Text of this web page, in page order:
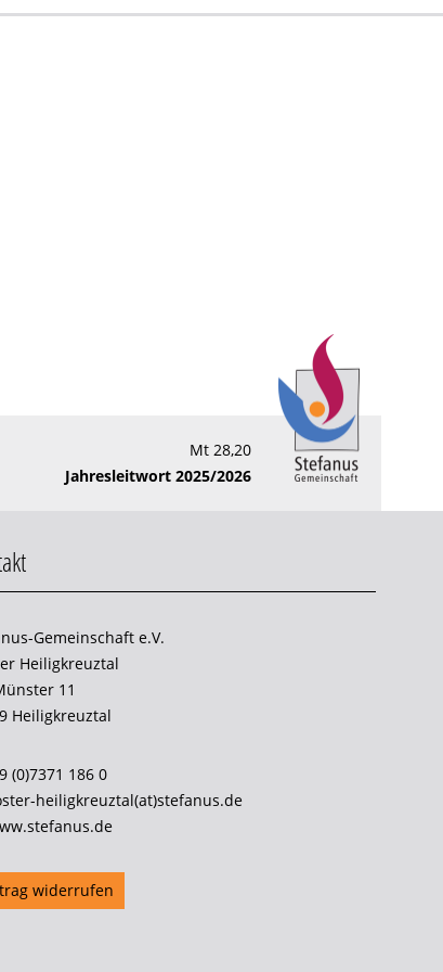
Mt 28,20
Jahresleitwort 2025/2026
Gemeinschaft e.V.
Heiligkreuztal
11
Heiligkreuztal
(0)7371 186 0
heiligkreuztal(at)stefanus.de
widerrufen